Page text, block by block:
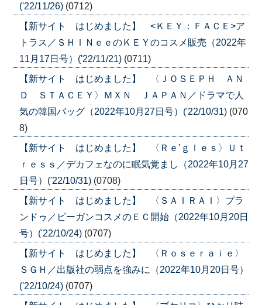
('22/11/26) (0712)
【新サイト はじめました】 <ＫＥＹ：ＦＡＣＥ>ア
トラス／ＳＨＩＮｅｅのＫＥＹのコスメ販売（2022年
11月17日号）('22/11/21) (0711)
【新サイト はじめました】 〈ＪＯＳＥＰＨ ＡＮ
Ｄ ＳＴＡＣＥＹ〉ＭＸＮ ＪＡＰＡＮ／ドラマで人
気の韓国バッグ（2022年10月27日号）('22/10/31) (070
8)
【新サイト はじめました】 〈Ｒｅ’ｇｌｅｓ〉Ｕｔ
ｒｅｓｓ／デカフェなのに眠気覚まし（2022年10月27
日号）('22/10/31) (0708)
【新サイト はじめました】 〈ＳＡＩＲＡＩ〉プラ
ンドゥ／ビーガンコスメのＥＣ開始（2022年10月20日
号）('22/10/24) (0707)
【新サイト はじめました】 〈Ｒｏｓｅｒａｉｅ〉
ＳＧＨ／出版社の弱点を強みに（2022年10月20日号）
('22/10/24) (0707)